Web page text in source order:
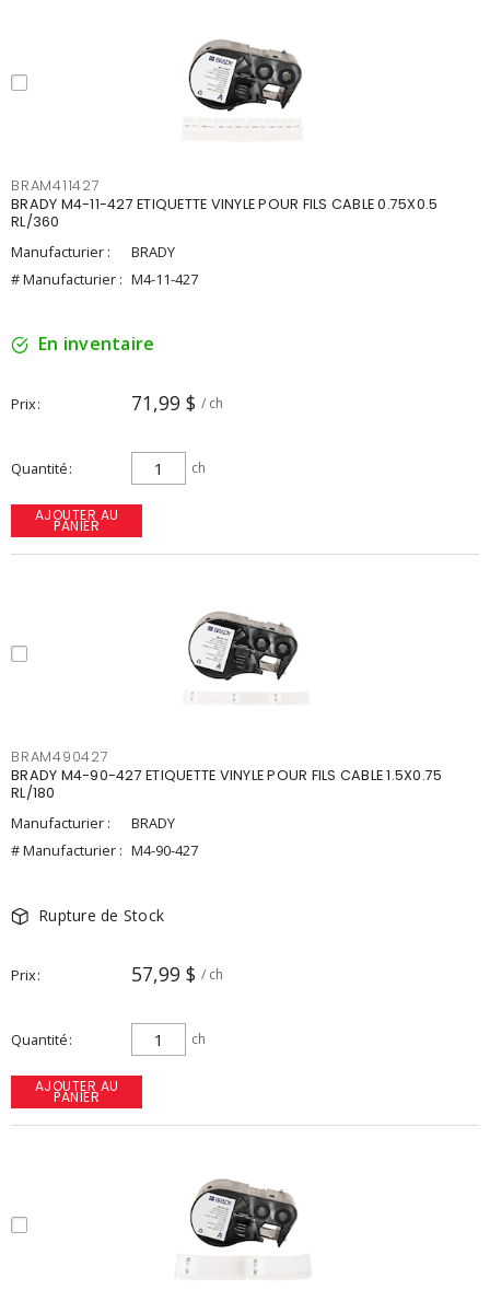
BRAM411427
BRADY M4-11-427 ETIQUETTE VINYLE POUR FILS CABLE 0.75X0.5
RL/360
Manufacturier :
BRADY
# Manufacturier : M4-11-427
En inventaire
Prix 71,99 $ / ch
Quantité ch
AJOUTER AU
PANIER
BRAM490427
BRADY M4-90-427 ETIQUETTE VINYLE POUR FILS CABLE 1.5X0.75
RL/180
Manufacturier :
BRADY
# Manufacturier : M4-90-427
Rupture de Stock
Prix 57,99 $ / ch
Quantité ch
AJOUTER AU
PANIER